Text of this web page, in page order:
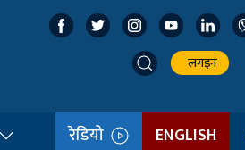
लगइन
रेडियो ENGLISH